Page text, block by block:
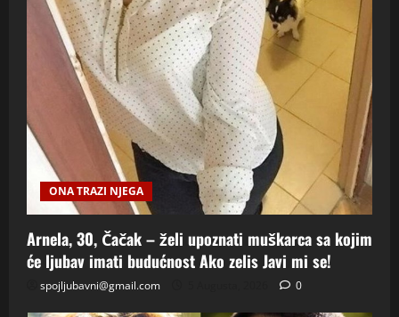
ONA TRAZI NJEGA
Arnela, 30, Čačak – želi upoznati muškarca sa kojim
će ljubav imati budućnost Ako zelis Javi mi se!
spojljubavni@gmail.com 0